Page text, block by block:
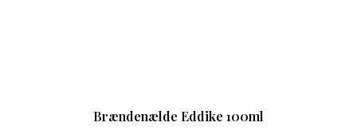
Brændenælde Eddike 100ml